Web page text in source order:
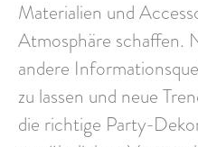
Materialien und
Atmosphäre schaffen.
andere
zu lassen und neue
die richtige Party-